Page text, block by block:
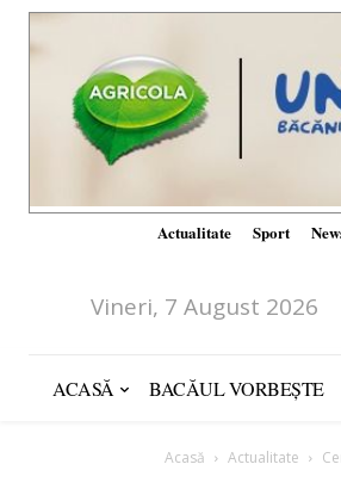
Actualitate Sport
Vineri, 7 August 2026
ACASĂ BACĂUL VORBEȘTE
Acasă Actualitate